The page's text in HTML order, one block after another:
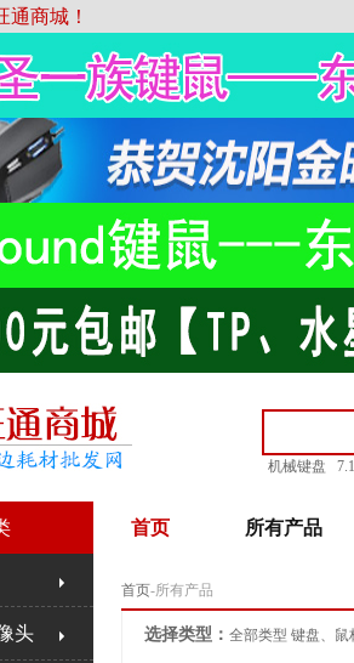
通商城！
机械键盘
首页 所有产品
头
首页-所有产品
选择类型： 全部类型 键盘、鼠